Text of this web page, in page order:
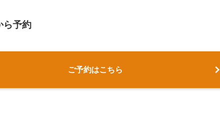
予約
ご予約はこちら